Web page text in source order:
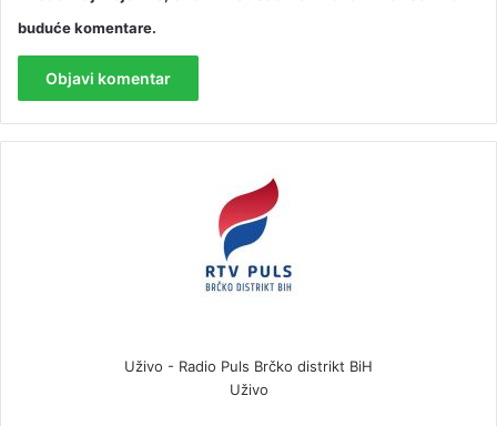
buduće komentare.
Uživo - Radio Puls Brčko distrikt BiH
Uživo